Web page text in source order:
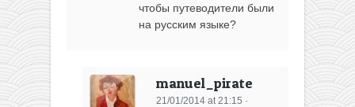
чтобы путеводители были
на русским языке?
manuel_pirate
21/01/2014 at 21:15 ·